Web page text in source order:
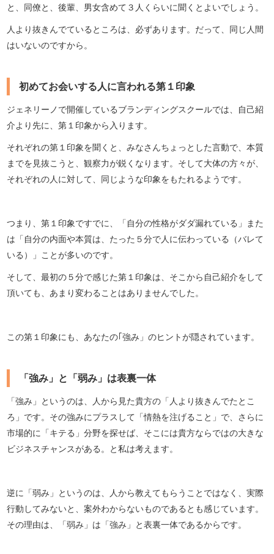
と、同僚と、後輩、男女含めて３人くらいに聞くとよいでしょう。
人より抜きんでているところは、必ずあります。だって、同じ人間
はいないのですから。
初めてお会いする人に言われる第１印象
ジェネリーノで開催しているブランディングスクールでは、自己紹
介より先に、第１印象から入ります。
それぞれの第１印象を聞くと、みなさんちょっとした言動で、本質
までを見抜こうと、観察力が鋭くなります。そして大体の方々が、
それぞれの人に対して、同じような印象をもたれるようです。
つまり、第１印象ですでに、「自分の性格がダダ漏れている」また
は「自分の内面や本質は、たった５分で人に伝わっている（バレて
いる）」ことが多いのです。
そして、最初の５分で感じた第１印象は、そこから自己紹介をして
頂いても、あまり変わることはありませんでした。
この第１印象にも、あなたの｢強み」のヒントが隠されています。
「強み」と「弱み」は表裏一体
「強み」というのは、人から見た貴方の「人より抜きんでたとこ
ろ」です。その強みにプラスして「情熱を注げること」で、さらに
市場的に「キテる」分野を探せば、そこには貴方ならではの大きな
ビジネスチャンスがある。と私は考えます。
逆に「弱み」というのは、人から教えてもらうことではなく、実際
行動してみないと、案外わからないものであるとも感じています。
その理由は、「弱み」は「強み」と表裏一体であるからです。